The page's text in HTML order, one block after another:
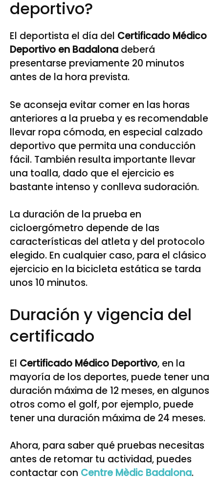
deportivo?
El deportista el día del Certificado Médico
Deportivo en Badalona deberá
presentarse previamente 20 minutos
antes de la hora prevista.
Se aconseja evitar comer en las horas
anteriores a la prueba y es recomendable
llevar ropa cómoda, en especial calzado
deportivo que permita una conducción
fácil. También resulta importante llevar
una toalla, dado que el ejercicio es
bastante intenso y conlleva sudoración.
La duración de la prueba en
cicloergómetro depende de las
características del atleta y del protocolo
elegido. En cualquier caso, para el clásico
ejercicio en la bicicleta estática se tarda
unos 10 minutos.
Duración y vigencia del
certificado
El Certificado Médico Deportivo, en la
mayoría de los deportes, puede tener una
duración máxima de 12 meses, en algunos
otros como el golf, por ejemplo, puede
tener una duración máxima de 24 meses.
Ahora, para saber qué pruebas necesitas
antes de retomar tu actividad, puedes
contactar con Centre Mèdic Badalona.